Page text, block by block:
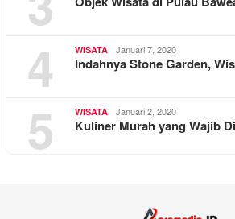
4 WISATA Januari 7, 2020
Indahnya Stone Garden,
5 WISATA Januari 2, 2020
Kuliner Murah yang Wajib